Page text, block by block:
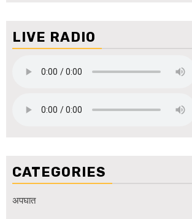
LIVE RADIO
CATEGORIES
अपघात